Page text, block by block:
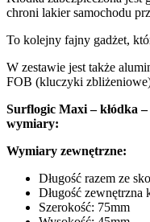
chroni lakier samochodu
To kolejny fajny gadżet,
W zestawie jest także
FOB (kluczyki
Surflogic Maxi – kłódka
wymiary:
Wymiary zewnętrzne:
Długość razem ze
Długość zewnętrzna
Szerokość: 75mm